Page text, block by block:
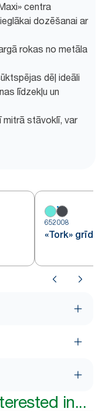
centra
dozēšanai ar
rokas no metāla
dēļ ideāli
līdzekļu un
mitrā stāvoklī, var
652008
«Tork»
in...